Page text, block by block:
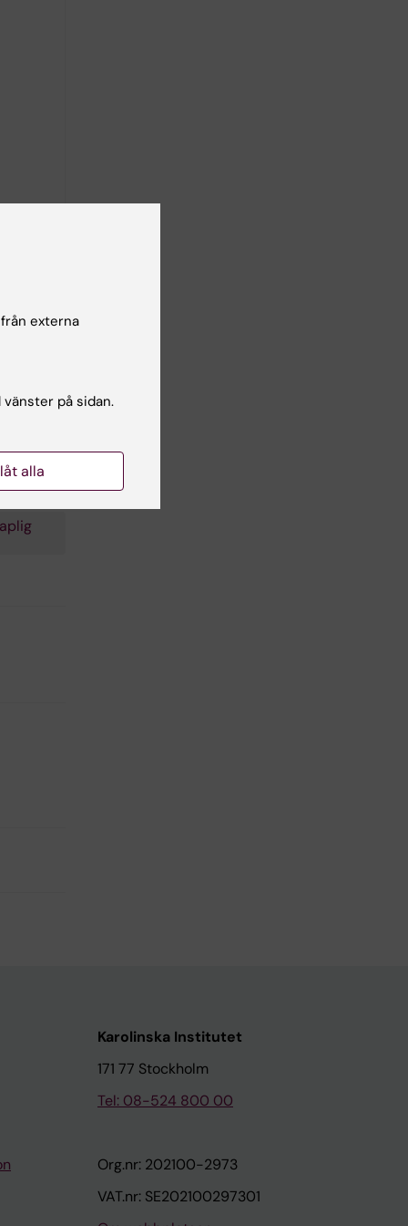
Karolinska Institutet
171 77 Stockholm
Tel: 08-524 800 00
Org.nr: 202100-2973
VAT.nr: SE202100297301
externa
på sidan.
alla